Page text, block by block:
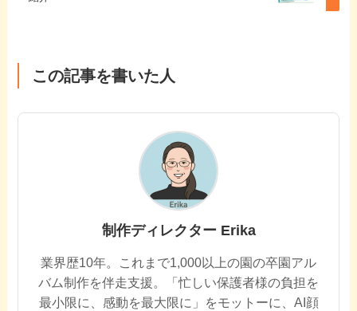
この記事を書いた人
制作ディレクター Erika
業界歴10年。これまで1,000以上の園の卒園アル
バム制作を伴走支援。「忙しい保護者様の負担を
最小限に、感動を最大限に」をモットーに、AI顔